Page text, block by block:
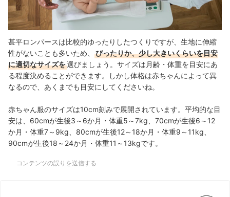
甚平ロンパースは比較的ゆったりしたつくりですが、生地に伸縮
性がないことも多いため、
ぴったりか、少し大きいくらいを目安
に適切なサイズを選びましょう。サイズは月齢・体重を目安にあ
る程度決めることができます。しかし体格は赤ちゃんによって異
なるので、あくまでも目安にしてくださいね。
赤ちゃん服のサイズは10cm刻みで展開されています。平均的な目
安は、60cmが生後3～6か月・体重5～7kg、70cmが生後6～12
か月・体重7～9kg、80cmが生後12～18か月・体重9～11kg、
90cmが生後18～24か月・体重11～13kgです。
コンテンツの誤りを送信する